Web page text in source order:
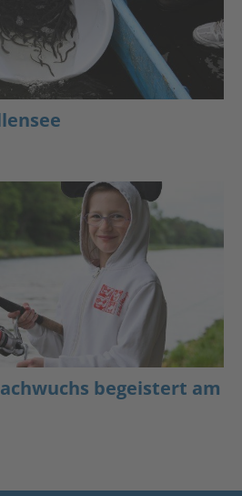
begeistert am